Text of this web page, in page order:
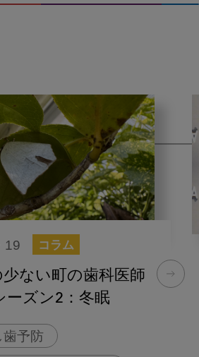
19 コラム
ない町の歯科医師
ーズン2：冬眠
歯予防